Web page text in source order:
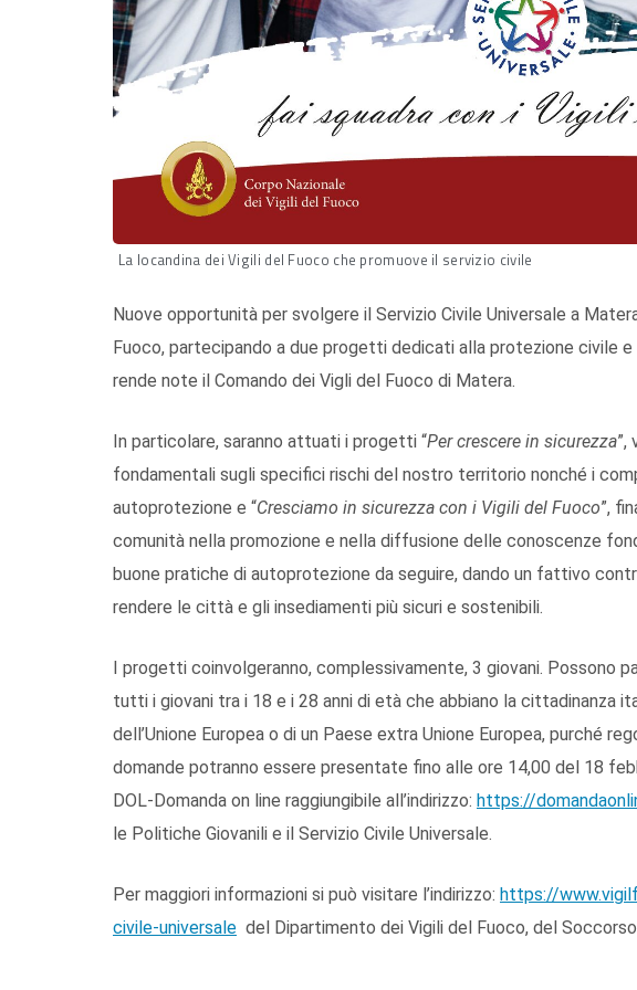
La locandina dei Vigili del Fuoco che promuove il servizio civile
Nuove opportunità per svolgere il Servizio Civile Universale a
Fuoco, partecipando a due progetti dedicati alla protezione civile
rende note il Comando dei Vigli del Fuoco di Matera.
In particolare, saranno attuati i progetti “Per crescere in sicurezza”,
fondamentali sugli specifici rischi del nostro territorio nonché i
autoprotezione e “Cresciamo in sicurezza con i Vigili del Fuoco”,
comunità nella promozione e nella diffusione delle conoscenze
buone pratiche di autoprotezione da seguire, dando un fattivo
rendere le città e gli insediamenti più sicuri e sostenibili.
I progetti coinvolgeranno, complessivamente, 3 giovani. Possono
tutti i giovani tra i 18 e i 28 anni di età che abbiano la cittadinanza
dell’Unione Europea o di un Paese extra Unione Europea, purché
domande potranno essere presentate fino alle ore 14,00 del 18
DOL-Domanda on line raggiungibile all’indirizzo: https://
le Politiche Giovanili e il Servizio Civile Universale.
Per maggiori informazioni si può visitare l’indirizzo: https://
civile-universale del Dipartimento dei Vigili del Fuoco, del